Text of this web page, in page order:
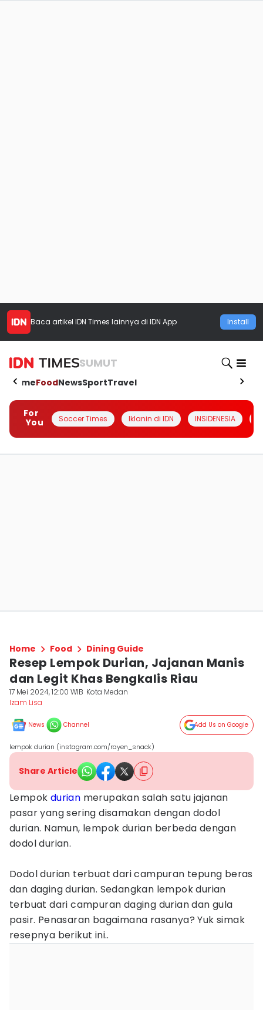
Baca artikel IDN Times lainnya di IDN App Install
SUMUT
HomeFoodNewsSportTravel
For
You
Soccer Times Iklanin di IDN INSIDENESIA
Home Food Dining Guide
Resep Lempok Durian, Jajanan Manis
dan Legit Khas Bengkalis Riau
17 Mei 2024, 12:00 WIB Kota Medan
Izam Lisa
News Channel Add Us on Google
lempok durian (instagram.com/rayen_snack)
Share Article
Lempok durian merupakan salah satu jajanan
pasar yang sering disamakan dengan dodol
durian. Namun, lempok durian berbeda dengan
dodol durian.
Dodol durian terbuat dari campuran tepung beras
dan daging durian. Sedangkan lempok durian
terbuat dari campuran daging durian dan gula
pasir. Penasaran bagaimana rasanya? Yuk simak
resepnya berikut ini..